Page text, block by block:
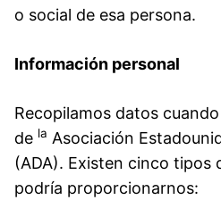
o social de esa persona.
Información personal
Recopilamos datos
de la Asociación
(ADA). Existen cinco tipos
podría proporcionarnos: